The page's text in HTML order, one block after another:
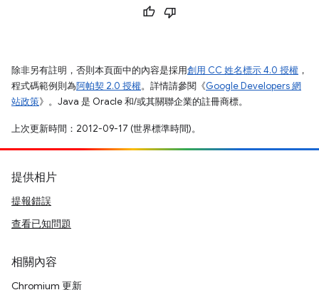
除非另有註明，否則本頁面中的內容是採用創用 CC 姓名標示 4.0 授權 ，
程式碼範例則為阿帕契 2.0 授權。詳情請參閱《Google Developers 網
站政策》。Java 是 Oracle 和/或其關聯企業的註冊商標。
上次更新時間：2012-09-17 (世界標準時間)。
提供相片
提報錯誤
查看已知問題
相關內容
Chromium 更新